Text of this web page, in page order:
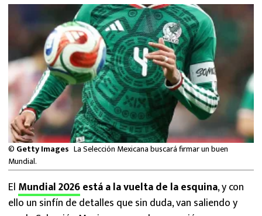
FUTBOL ESTUFA
FÓRMULA 1
BOXEO
LIGA MX
NFL
© Getty Images La Selección Mexicana buscará firmar un buen
Mundial.
El Mundial 2026está a la vuelta de la esquina, y con
ello un sinfín de detalles que sin duda, van saliendo y